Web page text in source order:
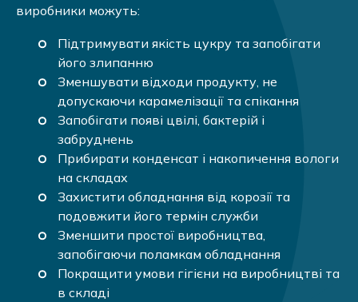
виробники можуть:
Підтримувати якість цукру та запобігати
його злипанню
Зменшувати відходи продукту, не
допускаючи карамелізації та спікання
Запобігати появі цвілі, бактерій і
забруднень
Прибирати конденсат і накопичення вологи
на складах
Захистити обладнання від корозії та
подовжити його термін служби
Зменшити простої виробництва,
запобігаючи поламкам обладнання
Покращити умови гігієни на виробництві та
в складі